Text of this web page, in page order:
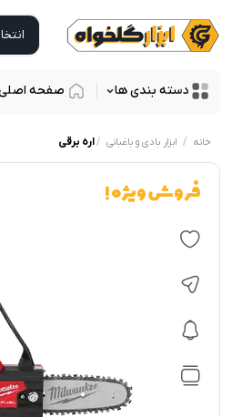
دسته بندی ها صفحه
خانه / ابزار بادی و باغبانی /اره برقی
فروش ویژه !